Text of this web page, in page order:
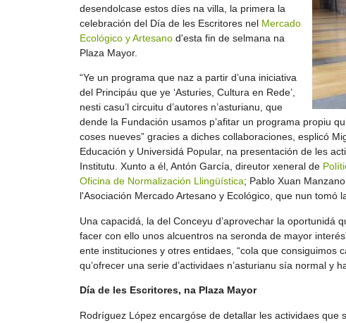
desendolcase estos díes na villa, la primera la
celebración del Día de les Escritores nel Mercado
Ecológico y Artesano d'esta fin de selmana na
Plaza Mayor.
“Ye un programa que naz a partir d’una iniciativa
del Principáu que ye ‘Asturies, Cultura en Rede’,
nesti casu’l circuitu d’autores n’asturianu, que
dende la Fundación usamos p’afitar un programa propiu
coses nueves” gracies a diches collaboraciones, esplicó
Educación y Universidá Popular, na presentación de les
Institutu. Xunto a él, Antón García, direutor xeneral de
Oficina de Normalización Llingüística; Pablo Xuan
l'Asociación Mercado Artesano y Ecológico, que nun tomó
Una capacidá, la del Conceyu d’aprovechar la oportunidá
facer con ello unos alcuentros na seronda de mayor
ente instituciones y otres entidaes, “cola que consiguimos
qu’ofrecer una serie d’actividaes n’asturianu sía normal y
Día de les Escritores, na Plaza Mayor
Rodríguez López encargóse de detallar les actividaes